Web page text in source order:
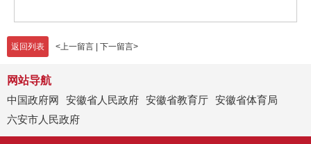
返回列表 < 上一留言 | 下一留言>
网站导航
中国政府网
安徽省人民政府 安徽省教育厅 安徽省体育局
六安市人民政府